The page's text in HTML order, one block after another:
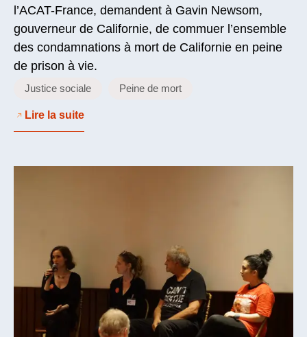
l’ACAT-France, demandent à Gavin Newsom,
gouverneur de Californie, de commuer l’ensemble
des condamnations à mort de Californie en peine
de prison à vie.
Justice sociale Peine de mort
Lire la suite